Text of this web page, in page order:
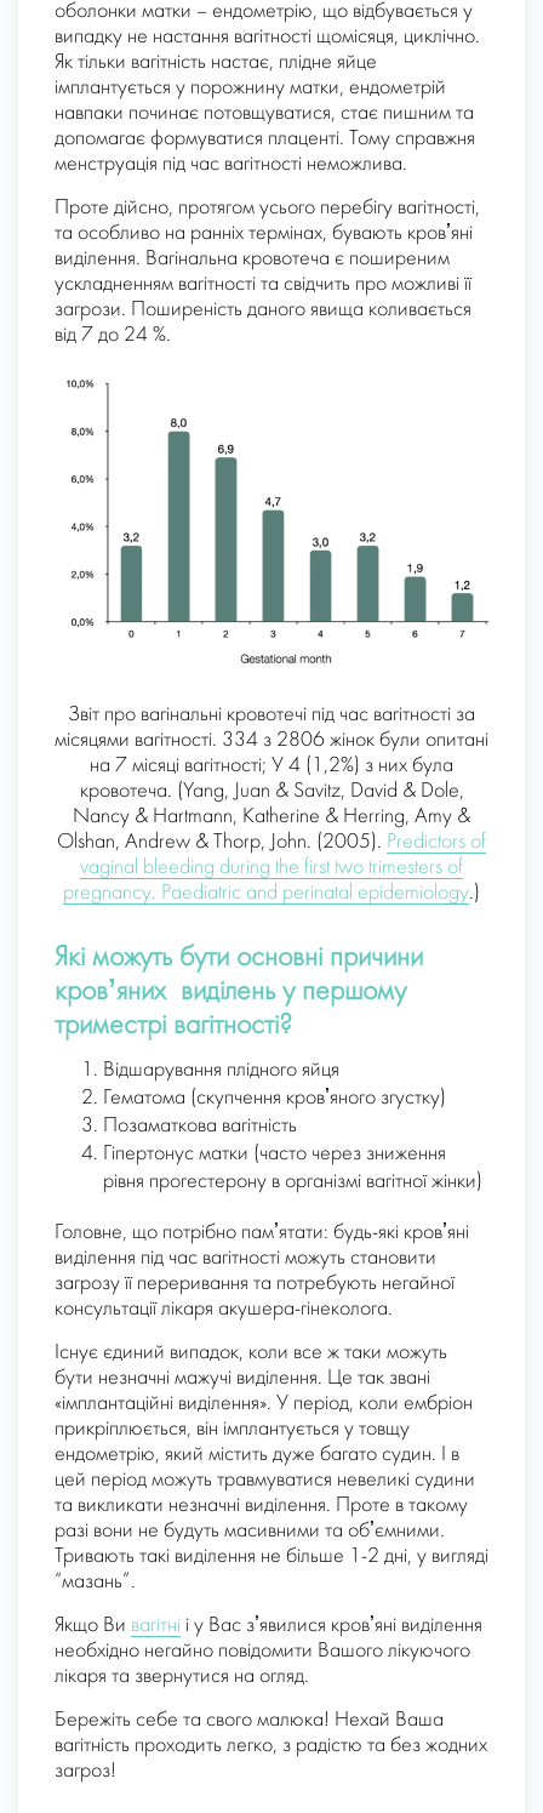
оболонки матки – ендометрію, що відбувається у
випадку не настання вагітності щомісяця, циклічно.
Як тільки вагітність настає, плідне яйце
імплантується у порожнину матки, ендометрій
навпаки починає потовщуватися, стає пишним та
допомагає формуватися плаценті. Тому справжня
менструація під час вагітності неможлива.
Проте дійсно, протягом усього перебігу вагітності,
та особливо на ранніх термінах, бувають кровʼяні
виділення. Вагінальна кровотеча є поширеним
ускладненням вагітності та свідчить про можливі її
загрози. Поширеність даного явища коливається
від 7 до 24 %.
Звіт про вагінальні кровотечі під час вагітності за
місяцями вагітності. 334 з 2806 жінок були опитані
на 7 місяці вагітності; У 4 (1,2%) з них була
кровотеча. (Yang, Juan & Savitz, David & Dole,
Nancy & Hartmann, Katherine & Herring, Amy &
Olshan, Andrew & Thorp, John. (2005). Predictors of
vaginal bleeding during the first two trimesters of
pregnancy. Paediatric and perinatal epidemiology.)
Які можуть бути основні причини
кровʼяних виділень у першому
триместрі вагітності?
Відшарування плідного яйця
Гематома (скупчення кровʼяного згустку)
Позаматкова вагітність
Гіпертонус матки (часто через зниження
рівня прогестерону в організмі вагітної жінки)
Головне, що потрібно памʼятати: будь-які кровʼяні
виділення під час вагітності можуть становити
загрозу її переривання та потребують негайної
консультації лікаря акушера-гінеколога.
Існує єдиний випадок, коли все ж таки можуть
бути незначні мажучі виділення. Це так звані
«імплантаційні виділення». У період, коли ембріон
прикріплюється, він імплантується у товщу
ендометрію, який містить дуже багато судин. І в
цей період можуть травмуватися невеликі судини
та викликати незначні виділення. Проте в такому
разі вони не будуть масивними та обʼємними.
Тривають такі виділення не більше 1-2 дні, у вигляді
“мазань”.
Якщо Ви вагітні і у Вас зʼявилися кровʼяні виділення
необхідно негайно повідомити Вашого лікуючого
лікаря та звернутися на огляд.
Бережіть себе та свого малюка! Нехай Ваша
вагітність проходить легко, з радістю та без жодних
загроз!